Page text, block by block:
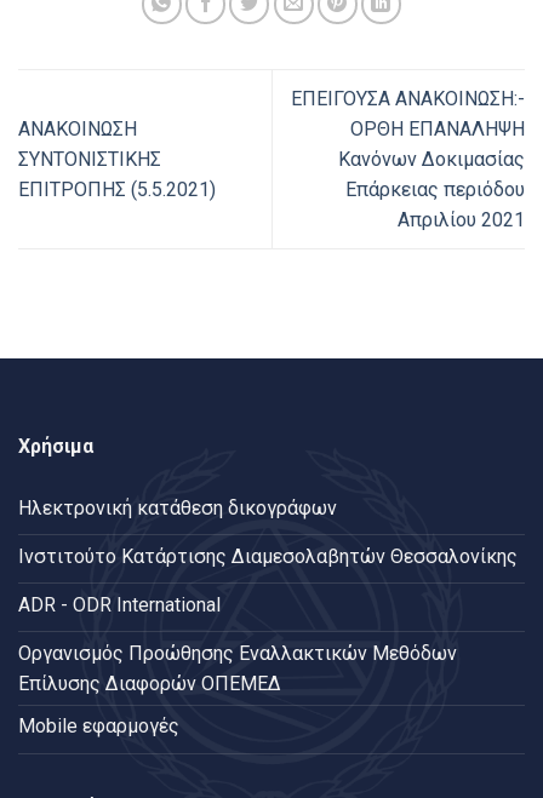
ΑΝΑΚΟΙΝΩΣΗ
ΣΥΝΤΟΝΙΣΤΙΚΗΣ
ΕΠΙΤΡΟΠΗΣ (5.5.2021)
EΠΕΙΓΟΥΣΑ ΑΝΑΚΟΙΝΩΣΗ:-
ΟΡΘΗ ΕΠΑΝΑΛΗΨΗ
Κανόνων Δοκιμασίας
Επάρκειας περιόδου
Απριλίου 2021
Χρήσιμα
Ηλεκτρονική κατάθεση δικογράφων
Ινστιτούτο Κατάρτισης Διαμεσολαβητών Θεσσαλονίκης
ADR - ODR International
Oργανισμός Προώθησης Εναλλακτικών Μεθόδων
Επίλυσης Διαφορών ΟΠΕΜΕΔ
Mobile εφαρμογές